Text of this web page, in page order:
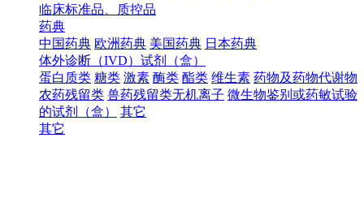
临床标准品、质控品
药典
中国药典 欧洲药典 美国药典 日本药典
体外诊断（IVD）试剂（盒）
蛋白质类 糖类 激素 酶类 酯类 维生素 药物及药物代谢物
农药残留类 兽药残留类无机离子 微生物鉴别或药敏试验
的试剂（盒）
其它
其它